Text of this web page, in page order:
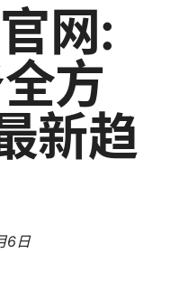
网:
方
新趋
6日